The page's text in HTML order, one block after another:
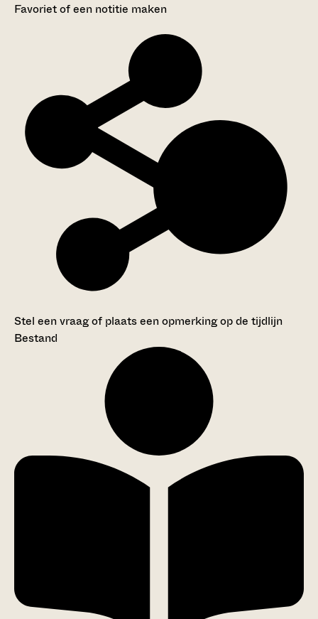
Favoriet of een notitie maken
Stel een vraag of plaats een opmerking op de tijdlijn
Bestand